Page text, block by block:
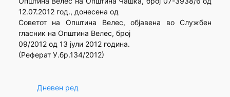
12.07.2012 год., донесена од
Советот на Општина Велес, објавена во Службен
гласник на Општина Велес, број
09/2012 од 13 јули 2012 година.
(Реферат У.бр.134/2012)
Дневен ред